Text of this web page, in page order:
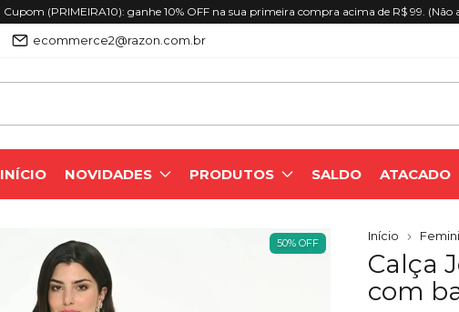
Frete grátis nas compras acima de
ecommerce2@razon.com.br
INÍCIO NOVIDADES PRODUTOS SALDO ATACADO
50% OFF Início
Calça
com